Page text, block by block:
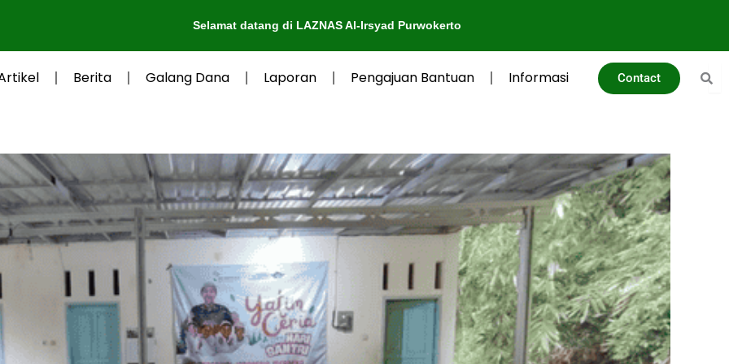
Selamat datang di LAZNAS Al-Irsyad Purwokerto
Berita Galang Dana Laporan Pengajuan Bantuan Informasi Contact